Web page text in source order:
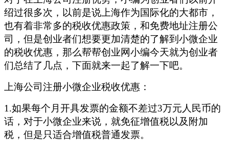
绍过很多次，以前是说上海作为国际化的大都市，
也有着非常多的税收优惠政策，和免费地址注册公
司，但是创业者们想要更加清楚的了解到小微企业
的税收优惠，那么帮帮创业网小编今天就为创业者
们总结了几点，下面就来一起了解一下吧。
上海公司注册小微企业税收优惠：
1.如果每个月开具发票的金额不差过3万元人民币的
话，对于小微企业来说，就免征增值税以及附加
税，但是只适合增值税普通发票。